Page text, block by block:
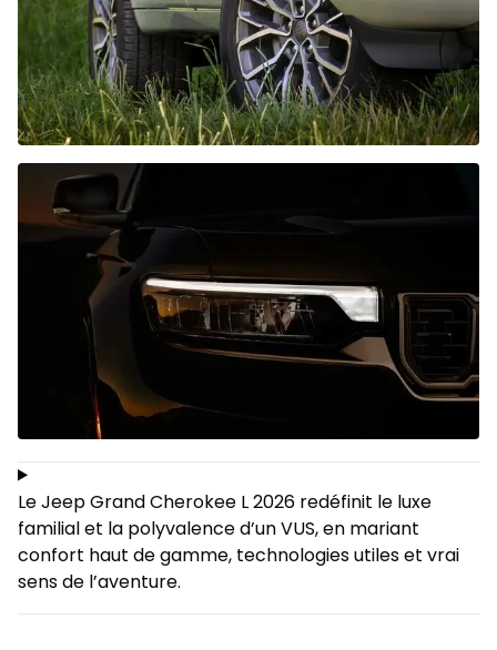
Le Jeep Grand Cherokee L 2026 redéfinit le luxe
familial et la polyvalence d’un VUS, en mariant
confort haut de gamme, technologies utiles et vrai
sens de l’aventure.